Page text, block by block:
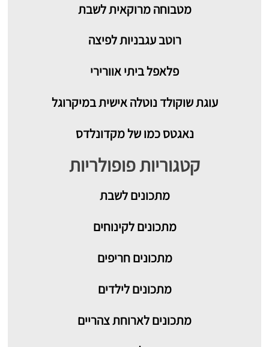
מטבוחה מרוקאית לשבת
רוטב עגבניות לפיצה
פלאפל ביתי אוורירי
עוגת שוקולד נוטלה אישית במיקרוגל
נאגטס כמו של מקדונלדס
קטגוריות פופולריות
מתכוניםלשבת
מתכונים לקינוחים
מתכונים חריפים
מתכונים לילדים
מתכונים לארוחת צהריים